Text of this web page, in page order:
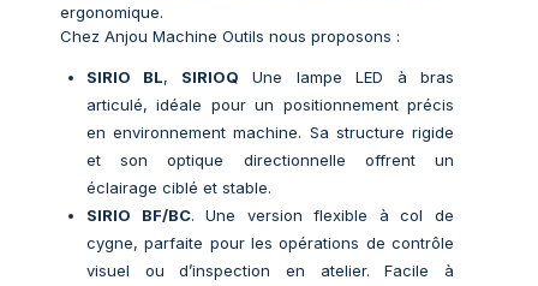
ergonomique.
Chez Anjou Machine Outils nous proposons :
SIRIO BL, SIRIOQ Une lampe LED à bras
articulé, idéale pour un positionnement précis
en environnement machine. Sa structure rigide
et son optique directionnelle offrent un
éclairage ciblé et stable.
SIRIO BF/BC. Une version flexible à col de
cygne, parfaite pour les opérations de contrôle
visuel ou d’inspection en atelier. Facile à